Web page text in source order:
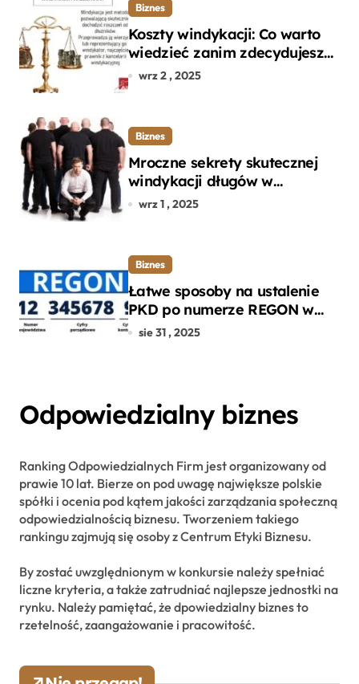
Biznes
Koszty windykacji: Co warto
wiedzieć zanim zdecydujesz
się na odzyskanie długu?
wrz 2 , 2025
Biznes
Mroczne sekrety skutecznej
windykacji długów w
departamencie windykacji
wrz 1 , 2025
Biznes
Łatwe sposoby na ustalenie
PKD po numerze REGON w
kilku prostych krokach
sie 31 , 2025
Odpowiedzialny biznes
Ranking Odpowiedzialnych Firm jest organizowany od
prawie 10 lat. Bierze on pod uwagę największe polskie
spółki i ocenia pod kątem jakości zarządzania społeczną
odpowiedzialnością biznesu. Tworzeniem takiego
rankingu zajmują się osoby z Centrum Etyki Biznesu.
By zostać uwzględnionym w konkursie należy spełniać
liczne kryteria, a także zatrudniać najlepsze jednostki na
rynku. Należy pamiętać, że dpowiedzialny biznes to
rzetelność, zaangażowanie i pracowitość.